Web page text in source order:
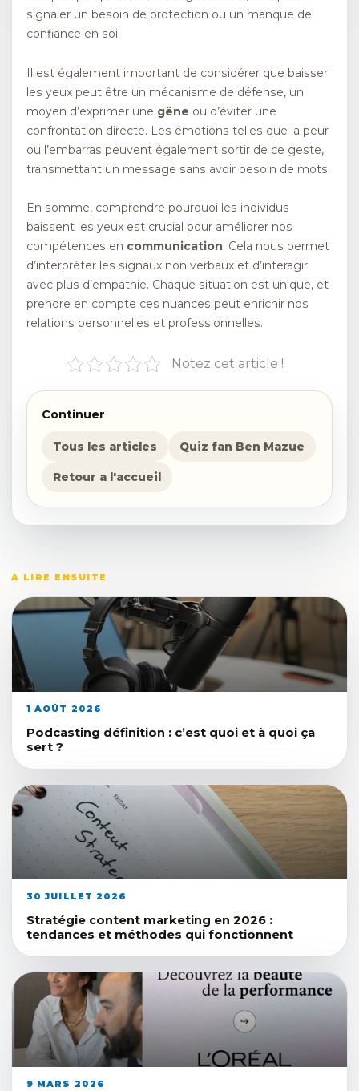
signaler un besoin de protection ou un manque de
confiance en soi.
Il est également important de considérer que baisser
les yeux peut être un mécanisme de défense, un
moyen d’exprimer une gêne ou d’éviter une
confrontation directe. Les émotions telles que la peur
ou l’embarras peuvent également sortir de ce geste,
transmettant un message sans avoir besoin de mots.
En somme, comprendre pourquoi les individus
baissent les yeux est crucial pour améliorer nos
compétences en communication. Cela nous permet
d’interpréter les signaux non verbaux et d’interagir
avec plus d’empathie. Chaque situation est unique, et
prendre en compte ces nuances peut enrichir nos
relations personnelles et professionnelles.
Notez cet article !
Continuer
Tous les articles Quiz fan Ben Mazue
Retour a l'accueil
A LIRE ENSUITE
1 AOÛT 2026
Podcasting définition : c’est quoi et à quoi ça
sert ?
30 JUILLET 2026
Stratégie content marketing en 2026 :
tendances et méthodes qui fonctionnent
9 MARS 2026